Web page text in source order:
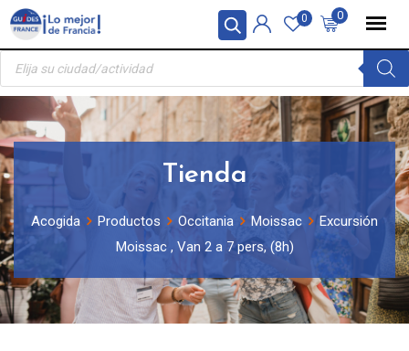
Panel de gestión de cookies
Skip
content
0
0
Búsqueda
productos
Tienda
Acogida Productos Occitania Moissac
Excursión
Moissac , Van 2 a 7 pers, (8h)